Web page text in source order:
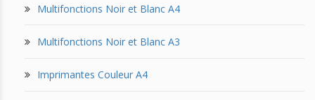
Multifonctions Noir et Blanc A4
Multifonctions Noir et Blanc A3
Imprimantes Couleur A4